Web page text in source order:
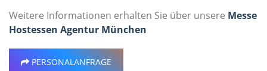
Weitere Informationen erhalten Sie über unsere Messe
Hostessen Agentur München
PERSONALANFRAGE